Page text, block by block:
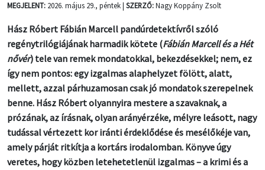
MEGJELENT: 2026. május 29., péntek | SZERZŐ:Nagy Koppány Zsolt
Hász Róbert Fábián Marcell pandúrdetektívről szóló
regénytrilógiájának harmadik kötete (Fábián Marcell és a Hét
nővér) tele van remek mondatokkal, bekezdésekkel; nem, ez
így nem pontos: egy izgalmas alaphelyzet fölött, alatt,
mellett, azzal párhuzamosan csak jó mondatok szerepelnek
benne. Hász Róbert olyannyira mestere a szavaknak, a
prózának, az írásnak, olyan arányérzéke, mélyre leásott, nagy
tudással vértezett kor iránti érdeklődése és mesélőkéje van,
amely párját ritkítja a kortárs irodalomban. Könyve úgy
veretes, hogy közben letehetetlenül izgalmas – a krimi és a